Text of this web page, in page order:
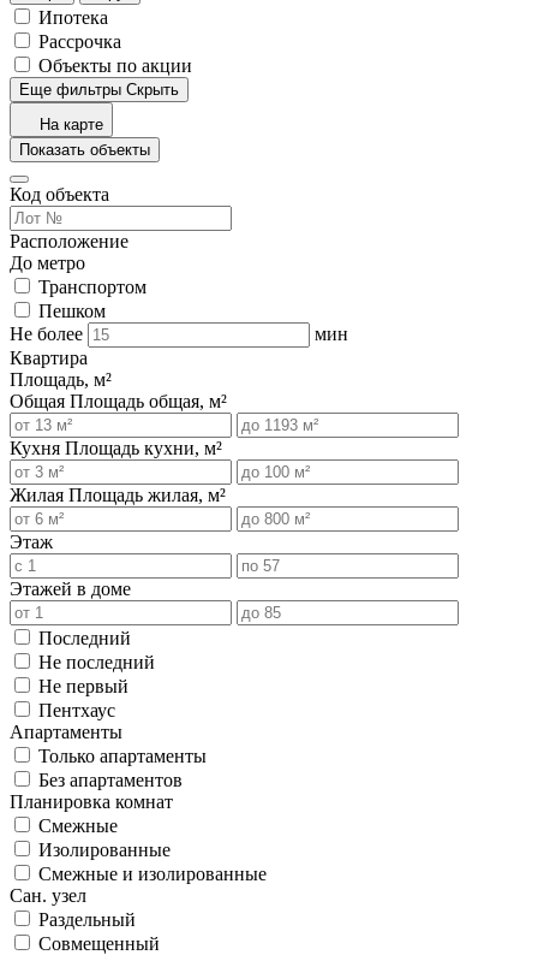
Ипотека
Рассрочка
Объекты по акции
Еще фильтры Скрыть
На карте
Показать объекты
Код объекта
Расположение
До метро
Транспортом
Пешком
Не более
мин
Квартира
Площадь, м²
Общая Площадь общая, м²
Кухня Площадь кухни, м²
Жилая Площадь жилая, м²
Этаж
Этажей в доме
Последний
Не последний
Не первый
Пентхаус
Апартаменты
Только апартаменты
Без апартаментов
Планировка комнат
Смежные
Изолированные
Смежные и изолированные
Сан. узел
Раздельный
Совмещенный